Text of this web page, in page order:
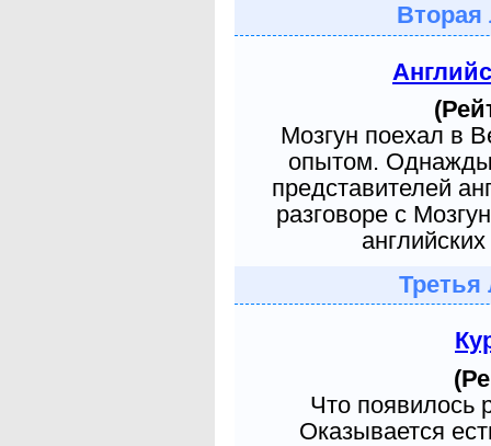
Вторая
Мозгун поехал в
опытом. Однажды
представителей
разговоре с
Третья
Что появилось
Оказывается